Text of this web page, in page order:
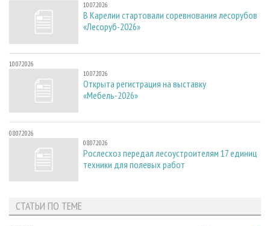
10.07.2026
В Карелии стартовали соревнования лесорубов
«Лесоруб-2026»
10.07.2026
10.07.2026
Открыта регистрация на выставку
«Мебель-2026»
08.07.2026
08.07.2026
Рослесхоз передал лесоустроителям 17 единиц
техники для полевых работ
СТАТЬИ ПО ТЕМЕ